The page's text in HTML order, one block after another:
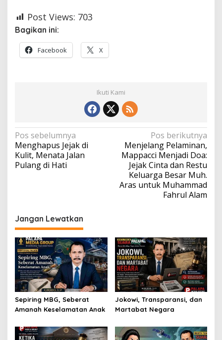
Post Views: 703
Bagikan ini:
Facebook X
Ikuti Kami
Navigasi
pos
Pos sebelumnya
Menghapus Jejak di
Kulit, Menata Jalan
Pulang di Hati
Pos berikutnya
Menjelang Pelaminan,
Mappacci Menjadi Doa:
Jejak Cinta dan Restu
Keluarga Besar Muh.
Aras untuk Muhammad
Fahrul Alam
Jangan Lewatkan
Sepiring MBG, Seberat
Amanah Keselamatan Anak
Jokowi, Transparansi, dan
Martabat Negara